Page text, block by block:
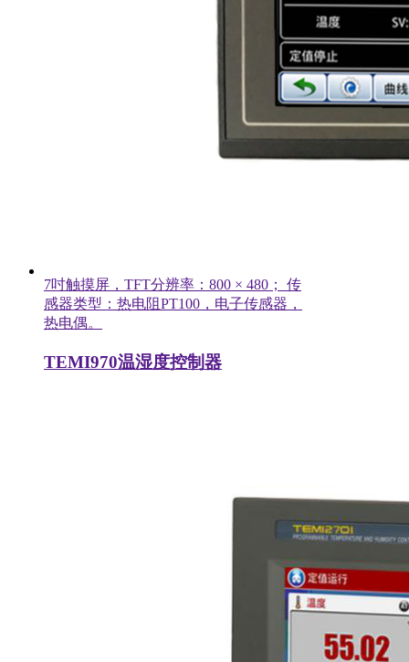
7吋触摸屏，TFT分辨率：800 × 480； 传
感器类型：热电阻PT100，电子传感器，
热电偶。
TEMI970温湿度控制器